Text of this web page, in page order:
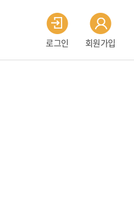
로그인 회원가입